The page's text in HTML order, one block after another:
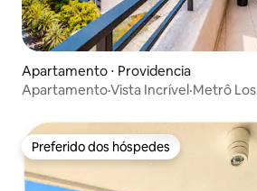
Apartamento ⋅ Providencia
Apartamento·Vista Incrível·Metrô Los
Preferido dos hóspedes
Preferido dos hóspedes